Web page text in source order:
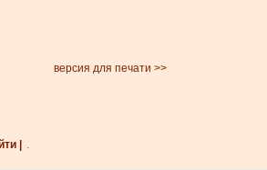
версия для печати >>
|
.